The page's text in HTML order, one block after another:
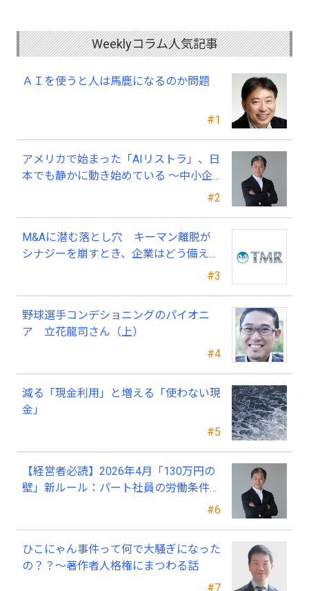
Weeklyコラム人気記事
#1
ＡＩを使うと人は馬鹿になるのか問題
#2
アメリカで始まった「AIリストラ」、日
本でも静かに動き始めている ～中小企
業経営者が今、見直すべき採用・業務・
#3
M&Aに潜む落とし穴 キーマン離脱が
シナジーを崩すとき、企業はどう備える
#4
野球選手コンデショニングのパイオニ
ア 立花龍司さん（上）
#5
減る「現金利用」と増える「使わない現
金」
#6
【経営者必読】2026年4月「130万円の
壁」新ルール：パート社員の労働条件通
#7
ひこにゃん事件って何で大騒ぎになった
の？？～著作者人格権にまつわる話